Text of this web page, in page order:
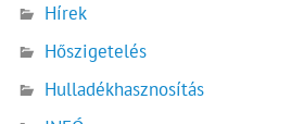
Hírek
Hőszigetelés
Hulladékhasznosítás